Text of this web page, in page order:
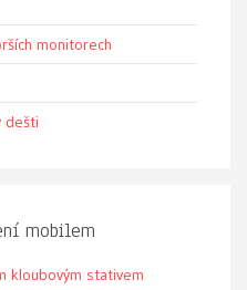
monitorech
dešti
mobilem
kloubovým stativem